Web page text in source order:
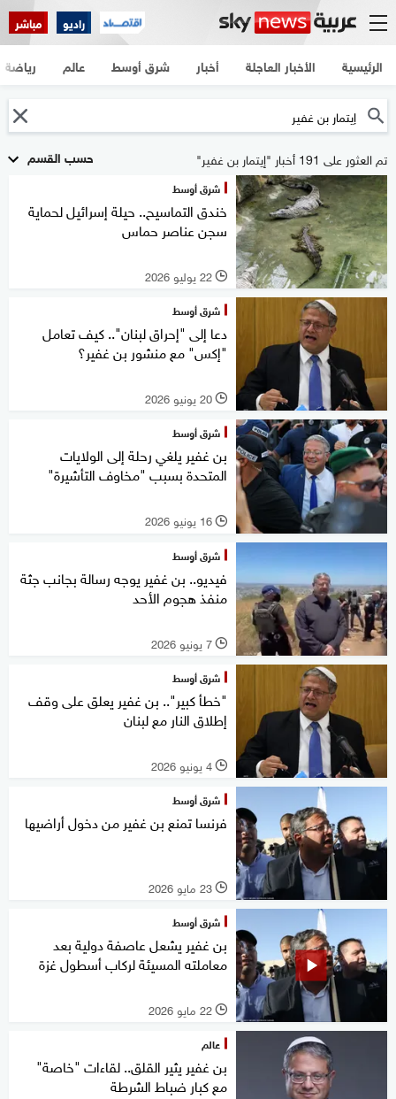
راديو مباشر
الرئيسية الأخبار العاجلة أخبار شرق أوسط عالم رياضة
حسب القسم تم العثور على 191 أخبار "إيتمار بن غفير"
شرق أوسط
خندق التماسيح.. حيلة إسرائيل لحماية
سجن عناصر حماس
l 22 يوليو 2026
شرق أوسط
دعا إلى "إحراق لبنان".. كيف تعامل
"إكس" مع منشور بن غفير؟
l 20 يونيو 2026
شرق أوسط
بن غفير يلغي رحلة إلى الولايات
المتحدة بسبب "مخاوف التأشيرة"
l 16 يونيو 2026
شرق أوسط
فيديو.. بن غفير يوجه رسالة بجانب جثة
منفذ هجوم الأحد
l 7 يونيو 2026
شرق أوسط
"خطأ كبير".. بن غفير يعلق على وقف
إطلاق النار مع لبنان
l 4 يونيو 2026
شرق أوسط
فرنسا تمنع بن غفير من دخول أراضيها
l 23 مايو 2026
شرق أوسط
بن غفير يشعل عاصفة دولية بعد
معاملته المسيئة لركاب أسطول غزة
l 22 مايو 2026
عالم
بن غفير يثير القلق.. لقاءات "خاصة"
مع كبار ضباط الشرطة